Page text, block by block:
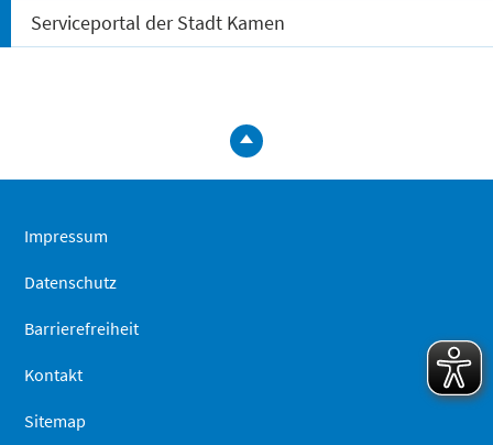
Serviceportal der Stadt Kamen
zum
Impressum
Datenschutz
Barrierefreiheit
Kontakt
Sitemap